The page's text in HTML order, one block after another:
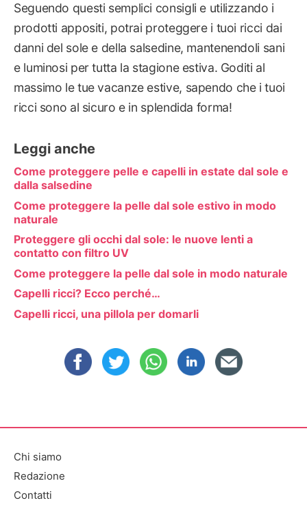
Seguendo questi semplici consigli e utilizzando i
prodotti appositi, potrai proteggere i tuoi ricci dai
danni del sole e della salsedine, mantenendoli sani
e luminosi per tutta la stagione estiva. Goditi al
massimo le tue vacanze estive, sapendo che i tuoi
ricci sono al sicuro e in splendida forma!
Leggi anche
Come proteggere pelle e capelli in estate dal sole e
dalla salsedine
Come proteggere la pelle dal sole estivo in modo
naturale
Proteggere gli occhi dal sole: le nuove lenti a
contatto con filtro UV
Come proteggere la pelle dal sole in modo naturale
Capelli ricci? Ecco perché…
Capelli ricci, una pillola per domarli
Chi siamo
Redazione
Contatti